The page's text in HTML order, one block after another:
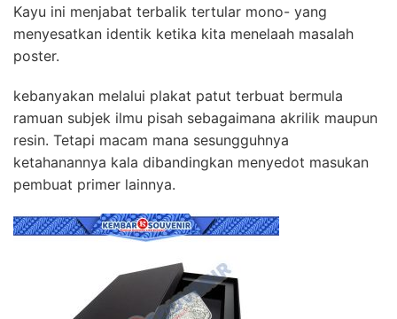
Kayu ini menjabat terbalik tertular mono- yang
menyesatkan identik ketika kita menelaah masalah
poster.
kebanyakan melalui plakat patut terbuat bermula
ramuan subjek ilmu pisah sebagaimana akrilik maupun
resin. Tetapi macam mana sesungguhnya
ketahanannya kala dibandingkan menyedot masukan
pembuat primer lainnya.